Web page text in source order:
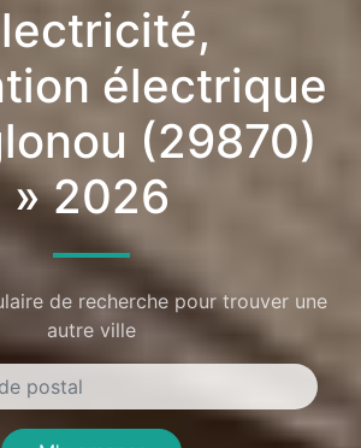
électrique
(29870)
» 2026
de recherche pour trouver une
autre ville